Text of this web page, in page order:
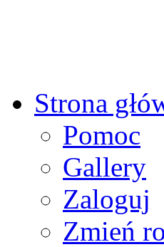
Strona
Pomoc
Gallery
Zaloguj
Zmień